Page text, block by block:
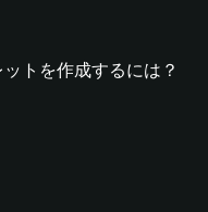
トを作成するには？